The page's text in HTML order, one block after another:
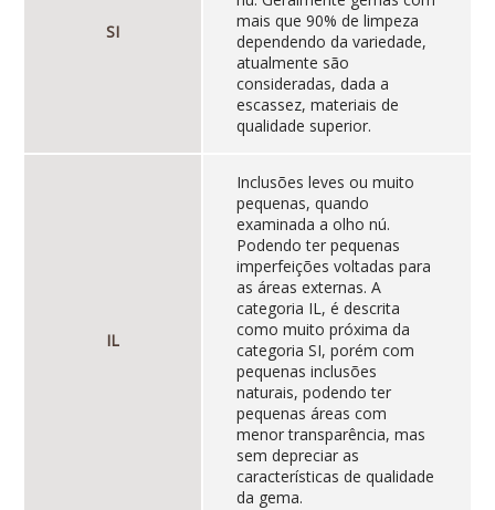
SI
mais que 90% de limpeza
dependendo da variedade,
atualmente são
consideradas, dada a
escassez, materiais de
qualidade superior.
IL
Inclusões leves ou muito
pequenas, quando
examinada a olho nú.
Podendo ter pequenas
imperfeições voltadas para
as áreas externas. A
categoria IL, é descrita
como muito próxima da
categoria SI, porém com
pequenas inclusões
naturais, podendo ter
pequenas áreas com
menor transparência, mas
sem depreciar as
características de qualidade
da gema.